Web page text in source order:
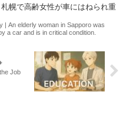
幌で高齢女性が車にはねられ重
| An elderly woman in Sapporo was
a car and is in critical condition.
Job